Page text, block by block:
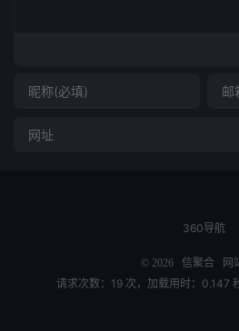
360导航
© 2026 信聚合 网
请求次数：19 次，加载用时：0.147